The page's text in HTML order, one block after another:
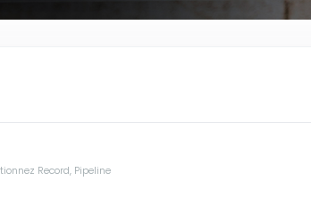
Record, Pipeline